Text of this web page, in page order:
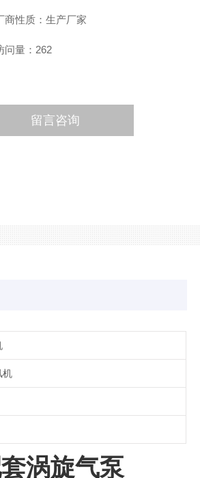
商性质：生产厂家
问量：262
留言咨询
机
涡旋气泵